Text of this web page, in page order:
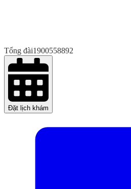
Tổng đài1900558892
Đặt lịch khám